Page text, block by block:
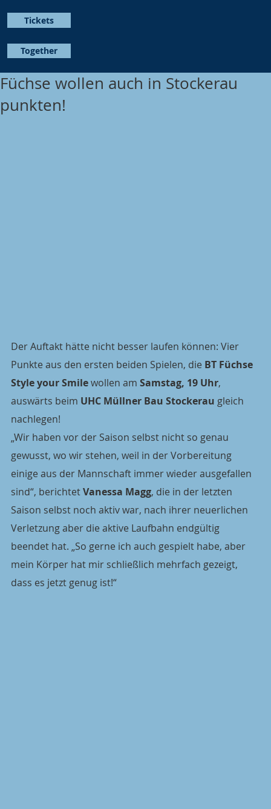
Together
Tickets
Füchse wollen auch in Stockerau
punkten!
Der Auftakt hätte nicht besser laufen können: Vier
Punkte aus den ersten beiden Spielen, die BT Füchse
Style your Smile wollen am Samstag, 19 Uhr,
auswärts beim UHC Müllner Bau Stockerau gleich
nachlegen!
„Wir haben vor der Saison selbst nicht so genau
gewusst, wo wir stehen, weil in der Vorbereitung
einige aus der Mannschaft immer wieder ausgefallen
sind“, berichtet Vanessa Magg, die in der letzten
Saison selbst noch aktiv war, nach ihrer neuerlichen
Verletzung aber die aktive Laufbahn endgültig
beendet hat. „So gerne ich auch gespielt habe, aber
mein Körper hat mir schließlich mehrfach gezeigt,
dass es jetzt genug ist!“